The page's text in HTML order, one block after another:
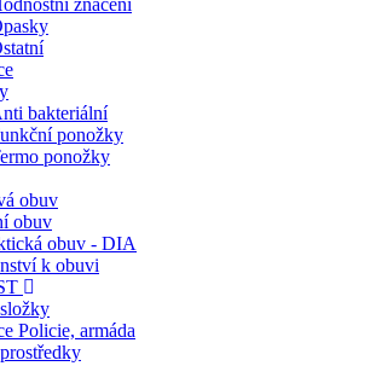
značení
bakteriální
ponožky
ponožky
obuv
obuv
obuv - DIA
k obuvi
Policie, armáda